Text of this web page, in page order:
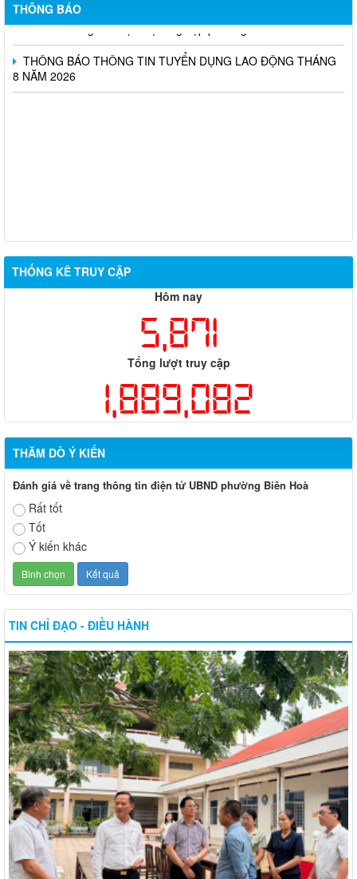
THÔNG BÁO
viên chức Trung tâm Dịch vụ tổng hợp phường Biên Hòa
THÔNG BÁO THÔNG TIN TUYỂN DỤNG LAO ĐỘNG THÁNG
8 NĂM 2026
THỐNG KÊ TRUY CẬP
Hôm nay
5,871
Tổng lượt truy cập
1,889,082
THĂM DÒ Ý KIẾN
Đánh giá về trang thông tin điện tử UBND phường Biên Hoà
Rất tốt
Tốt
Ý kiến khác
TIN CHỈ ĐẠO - ĐIỀU HÀNH